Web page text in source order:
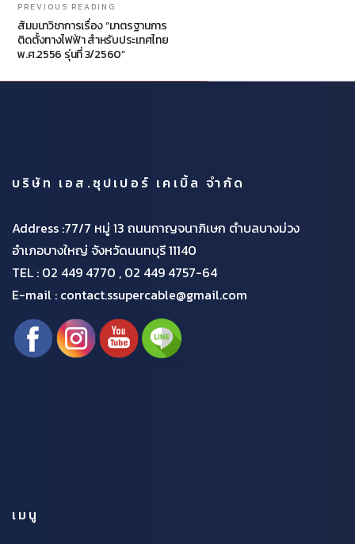
PREVIOUS READING
สัมมนาวิชาการเรื่อง “มาตรฐานการ
ติดตั้งทางไฟฟ้า สำหรับประเทศไทย
พ.ศ.2556 รุ่นที่ 3/2560”
บริษัท เอส.ซุปเปอร์ เคเบิ้ล จำกัด
Address :77/7 หมู่ 13 ถนนกาญจนาภิเษก ตำบลบางม่วง
อำเภอบางใหญ่ จังหวัดนนทบุรี 11140
TEL : 02 449 4770 , 02 449 4757-64
E-mail : contact.ssupercable@gmail.com
เมนู